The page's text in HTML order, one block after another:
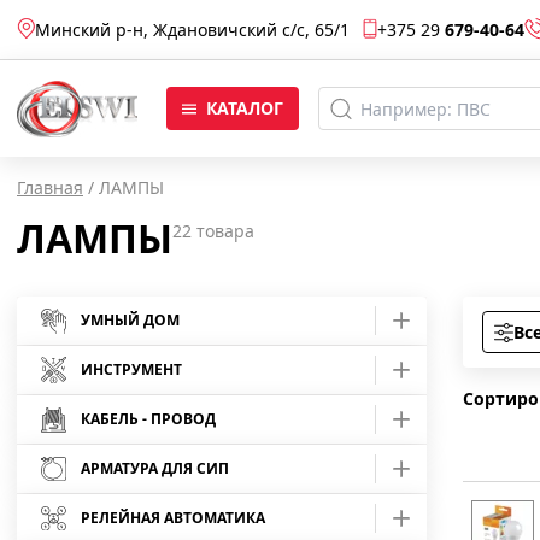
Минский р-н, Ждановичский с/c, 65/1 +375 29679-40-64
КАТАЛОГ
Главная / ЛАМПЫ
ЛАМПЫ22 товара
УМНЫЙ ДОМ
Умные розетки
Умные лампы
Умные камеры
Умные светодиодные ленты
ИНСТРУМЕНТ
Средства защиты
Отвертки
Отвертки Master
Инструмент шарнирно-губцевый
КАБЕЛЬ - ПРОВОД
Кабель АВБбШв
Кабель АВВГ
АРМАТУРА ДЛЯ СИП
Арматура для монтажа СИП
РЕЛЕЙНАЯ АВТОМАТИКА